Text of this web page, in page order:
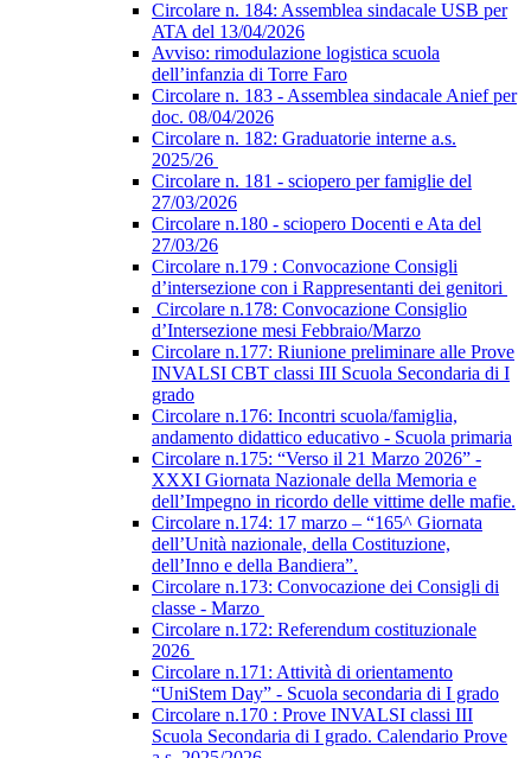
Circolare n. 184: Assemblea sindacale USB per
ATA del 13/04/2026
Avviso: rimodulazione logistica scuola
dell’infanzia di Torre Faro
Circolare n. 183 - Assemblea sindacale Anief per
doc. 08/04/2026
Circolare n. 182: Graduatorie interne a.s.
2025/26
Circolare n. 181 - sciopero per famiglie del
27/03/2026
Circolare n.180 - sciopero Docenti e Ata del
27/03/26
Circolare n.179 : Convocazione Consigli
d’intersezione con i Rappresentanti dei genitori
Circolare n.178: Convocazione Consiglio
d’Intersezione mesi Febbraio/Marzo
Circolare n.177: Riunione preliminare alle Prove
INVALSI CBT classi III Scuola Secondaria di I
grado
Circolare n.176: Incontri scuola/famiglia,
andamento didattico educativo - Scuola primaria
Circolare n.175: “Verso il 21 Marzo 2026” -
XXXI Giornata Nazionale della Memoria e
dell’Impegno in ricordo delle vittime delle mafie.
Circolare n.174: 17 marzo – “165^ Giornata
dell’Unità nazionale, della Costituzione,
dell’Inno e della Bandiera”.
Circolare n.173: Convocazione dei Consigli di
classe - Marzo
Circolare n.172: Referendum costituzionale
2026
Circolare n.171: Attività di orientamento
“UniStem Day” - Scuola secondaria di I grado
Circolare n.170 : Prove INVALSI classi III
Scuola Secondaria di I grado. Calendario Prove